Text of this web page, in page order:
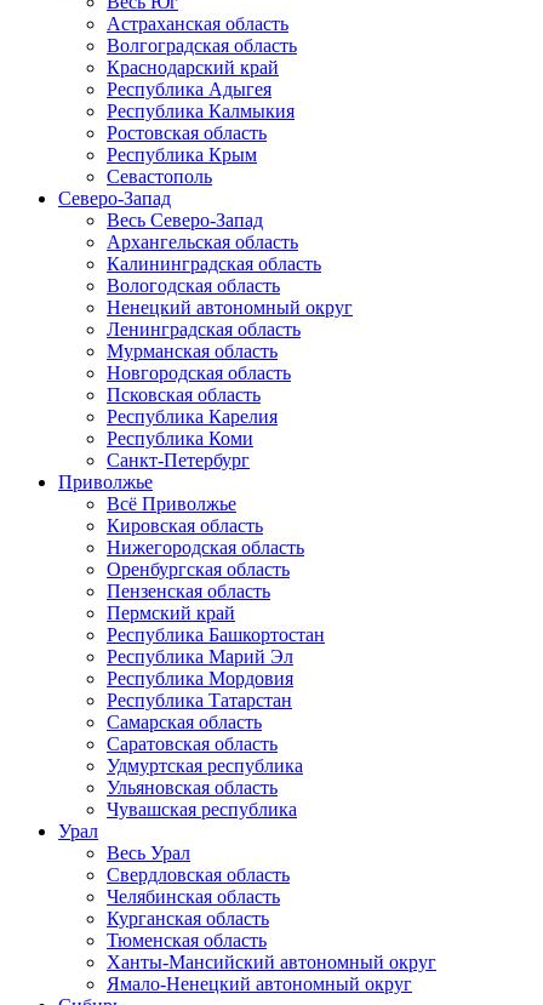
Астраханская область
Волгоградская область
Краснодарский край
Республика Адыгея
Республика Калмыкия
Ростовская область
Республика Крым
Севастополь
Северо-Запад
Весь Северо-Запад
Архангельская область
Калининградская область
Вологодская область
Ненецкий автономный округ
Ленинградская область
Мурманская область
Новгородская область
Псковская область
Республика Карелия
Республика Коми
Санкт-Петербург
Приволжье
Всё Приволжье
Кировская область
Нижегородская область
Оренбургская область
Пензенская область
Пермский край
Республика Башкортостан
Республика Марий Эл
Республика Мордовия
Республика Татарстан
Самарская область
Саратовская область
Удмуртская республика
Ульяновская область
Чувашская республика
Урал
Весь Урал
Свердловская область
Челябинская область
Курганская область
Тюменская область
Ханты-Мансийский автономный округ
Ямало-Ненецкий автономный округ